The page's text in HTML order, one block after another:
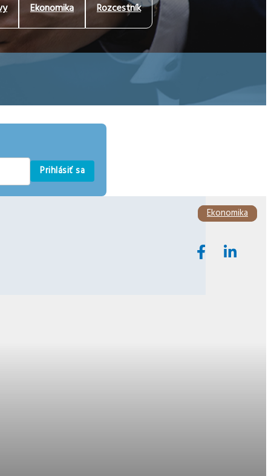
Ekonomika Rozcestník
Prihlásiť sa
Ekonomika
Ekonomika